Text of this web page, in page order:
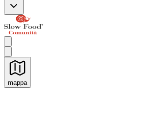
mappa
Esperienze culinarie